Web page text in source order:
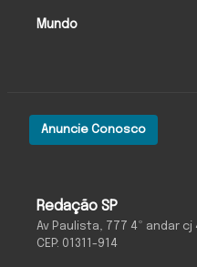
Redação SP
Av Paulista, 777 4º andar cj
CEP: 01311-914
Anuncie Conosco
Mundo